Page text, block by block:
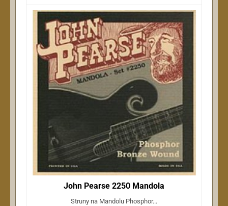
John Pearse 2250 Mandola
Struny na Mandolu Phosphor...